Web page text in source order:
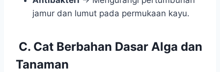
jamur dan lumut pada permukaan kayu.
C. Cat Berbahan Dasar Alga dan
Tanaman